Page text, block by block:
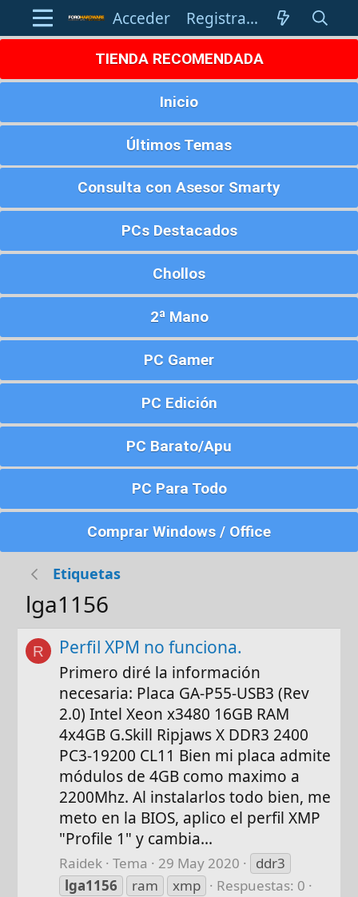
Acceder Registrarse
TIENDA RECOMENDADA
Inicio
Últimos Temas
Consulta con Asesor Smarty
PCs Destacados
Chollos
2ª Mano
PC Gamer
PC Edición
PC Barato/Apu
PC Para Todo
Comprar Windows / Office
Etiquetas
lga1156
R Perfil XPM no funciona.
Primero diré la información
necesaria: Placa GA-P55-USB3 (Rev
2.0) Intel Xeon x3480 16GB RAM
4x4GB G.Skill Ripjaws X DDR3 2400
PC3-19200 CL11 Bien mi placa admite
módulos de 4GB como maximo a
2200Mhz. Al instalarlos todo bien, me
meto en la BIOS, aplico el perfil XMP
"Profile 1" y cambia...
Raidek Tema 29 May 2020
ddr3
lga1156
ram xmp
Respuestas: 0